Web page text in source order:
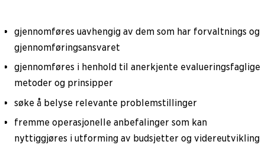
gjennomføres uavhengig av dem som har forvaltnings og
gjennomføringsansvaret
gjennomføres i henhold til anerkjente evalueringsfaglige
metoder og prinsipper
søke å belyse relevante problemstillinger
fremme operasjonelle anbefalinger som kan
nyttiggjøres i utforming av budsjetter og videreutvikling